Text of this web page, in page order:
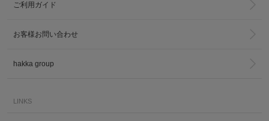
ご利用ガイド
お客様お問い合わせ
hakka group
LINKS